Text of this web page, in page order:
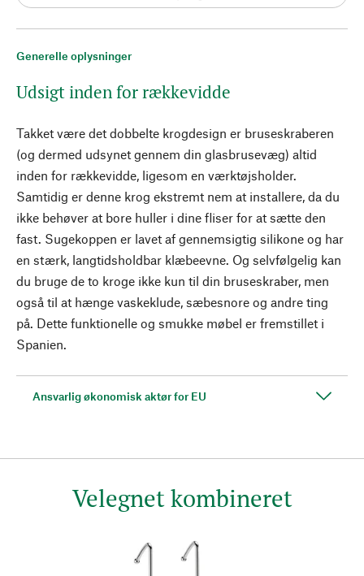
Generelle oplysninger
Udsigt inden for rækkevidde
Takket være det dobbelte krogdesign er bruseskraberen
(og dermed udsynet gennem din glasbrusevæg) altid
inden for rækkevidde, ligesom en værktøjsholder.
Samtidig er denne krog ekstremt nem at installere, da du
ikke behøver at bore huller i dine fliser for at sætte den
fast. Sugekoppen er lavet af gennemsigtig silikone og har
en stærk, langtidsholdbar klæbeevne. Og selvfølgelig kan
du bruge de to kroge ikke kun til din bruseskraber, men
også til at hænge vaskeklude, sæbesnore og andre ting
på. Dette funktionelle og smukke møbel er fremstillet i
Spanien.
Ansvarlig økonomisk aktør for EU
Velegnet kombineret